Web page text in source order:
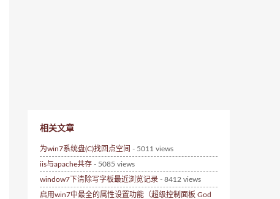
相关文章
为win7系统盘(C)找回点空间 - 5011 views
iis与apache共存 - 5085 views
window7下清除写字板最近浏览记录 - 8412 views
启用win7中最全的属性设置功能（超级控制面板 God